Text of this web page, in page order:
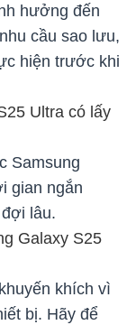
hưởng đến
cầu sao lưu,
hiện trước khi
Ultra có lấy
Samsung
gian ngắn
lâu.
Galaxy S25
khích vì
bị. Hãy để